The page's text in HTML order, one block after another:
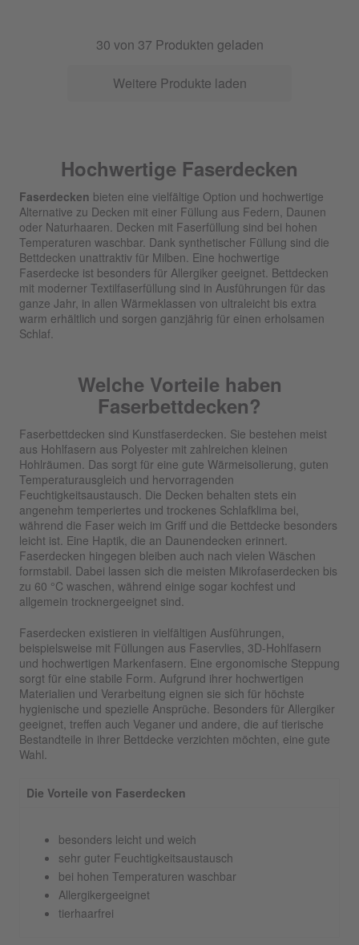
30 von 37 Produkten geladen
Weitere Produkte laden
Hochwertige Faserdecken
Faserdecken bieten eine vielfältige Option und hochwertige
Alternative zu Decken mit einer Füllung aus Federn, Daunen
oder Naturhaaren. Decken mit Faserfüllung sind bei hohen
Temperaturen waschbar. Dank synthetischer Füllung sind die
Bettdecken unattraktiv für Milben. Eine hochwertige
Faserdecke ist besonders für Allergiker geeignet. Bettdecken
mit moderner Textilfaserfüllung sind in Ausführungen für das
ganze Jahr, in allen Wärmeklassen von ultraleicht bis extra
warm erhältlich und sorgen ganzjährig für einen erholsamen
Schlaf.
Welche Vorteile haben
Faserbettdecken?
Faserbettdecken sind Kunstfaserdecken. Sie bestehen meist
aus Hohlfasern aus Polyester mit zahlreichen kleinen
Hohlräumen. Das sorgt für eine gute Wärmeisolierung, guten
Temperaturausgleich und hervorragenden
Feuchtigkeitsaustausch. Die Decken behalten stets ein
angenehm temperiertes und trockenes Schlafklima bei,
während die Faser weich im Griff und die Bettdecke besonders
leicht ist. Eine Haptik, die an Daunendecken erinnert.
Faserdecken hingegen bleiben auch nach vielen Wäschen
formstabil. Dabei lassen sich die meisten Mikrofaserdecken bis
zu 60 °C waschen, während einige sogar kochfest und
allgemein trocknergeeignet sind.
Faserdecken existieren in vielfältigen Ausführungen,
beispielsweise mit Füllungen aus Faservlies, 3D-Hohlfasern
und hochwertigen Markenfasern. Eine ergonomische Steppung
sorgt für eine stabile Form. Aufgrund ihrer hochwertigen
Materialien und Verarbeitung eignen sie sich für höchste
hygienische und spezielle Ansprüche. Besonders für Allergiker
geeignet, treffen auch Veganer und andere, die auf tierische
Bestandteile in ihrer Bettdecke verzichten möchten, eine gute
Wahl.
Die Vorteile von Faserdecken
besonders leicht und weich
sehr guter Feuchtigkeitsaustausch
bei hohen Temperaturen waschbar
Allergikergeeignet
tierhaarfrei